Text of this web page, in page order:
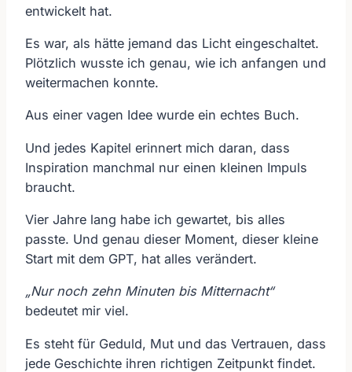
entwickelt hat.
Es war, als hätte jemand das Licht eingeschaltet.
Plötzlich wusste ich genau, wie ich anfangen und
weitermachen konnte.
Aus einer vagen Idee wurde ein echtes Buch.
Und jedes Kapitel erinnert mich daran, dass
Inspiration manchmal nur einen kleinen Impuls
braucht.
Vier Jahre lang habe ich gewartet, bis alles
passte. Und genau dieser Moment, dieser kleine
Start mit dem GPT, hat alles verändert.
„Nur noch zehn Minuten bis Mitternacht“
bedeutet mir viel.
Es steht für Geduld, Mut und das Vertrauen, dass
jede Geschichte ihren richtigen Zeitpunkt findet.